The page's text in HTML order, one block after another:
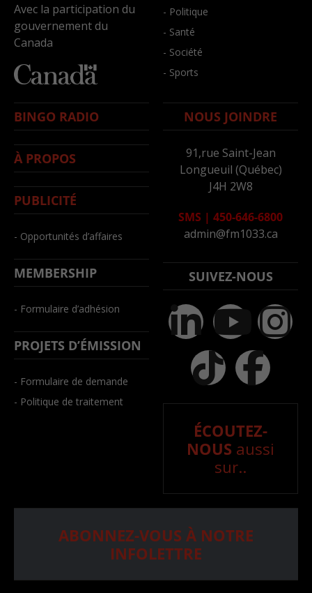
Avec la participation du
gouvernement du
Canada
- Politique
- Santé
- Société
- Sports
BINGO RADIO
À PROPOS
PUBLICITÉ
- Opportunités d’affaires
MEMBERSHIP
- Formulaire d’adhésion
PROJETS D’ÉMISSION
- Formulaire de demande
- Politique de traitement
NOUS JOINDRE
91,rue Saint-Jean
Longueuil (Québec)
J4H 2W8
SMS | 450-646-6800
admin@fm1033.ca
SUIVEZ-NOUS
ÉCOUTEZ-
NOUS aussi
sur..
ABONNEZ-VOUS À NOTRE
INFOLETTRE